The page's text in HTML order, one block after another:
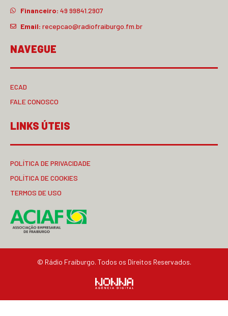
Financeiro: 49 99841.2907
Email: recepcao@radiofraiburgo.fm.br
NAVEGUE
ECAD
FALE CONOSCO
LINKS ÚTEIS
POLÍTICA DE PRIVACIDADE
POLÍTICA DE COOKIES
TERMOS DE USO
© Rádio Fraiburgo. Todos os Direitos Reservados.